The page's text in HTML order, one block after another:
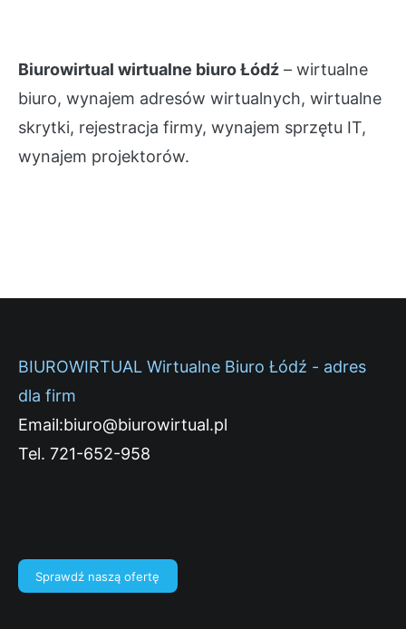
Biurowirtual wirtualne biuro Łódź – wirtualne
biuro, wynajem adresów wirtualnych, wirtualne
skrytki, rejestracja firmy, wynajem sprzętu IT,
wynajem projektorów.
BIUROWIRTUAL Wirtualne Biuro Łódź - adres
dla firm
Email:biuro@biurowirtual.pl
Tel. 721-652-958
Sprawdź naszą ofertę